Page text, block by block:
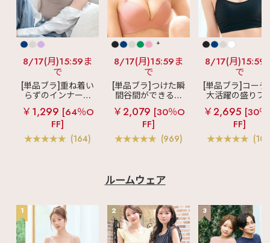
8/17(月)15:59ま
で
[単品ブラ]重ね着い
らずのインナーブ
ラ
リッチバスト
ブラトップ (ワイヤ
ー入り)
￥1,299 [64％O
FF]
(164)
+
8/17(月)15:59ま
で
[単品ブラ]つけた瞬
間谷間ができるシ
ームレスブラ
超
盛ブラ(R) シームレ
ス 単品ブラジャー
￥2,079 [30％O
FF]
(969)
8/17(月)15:59
で
[単品ブラ]コーデ
大活躍の盛りブ
ショートレン
ス ブラトップ 超
ブラ(R) 単品ブ
ャー
￥2,695 [30
FF]
ルームウェア
1 2 3